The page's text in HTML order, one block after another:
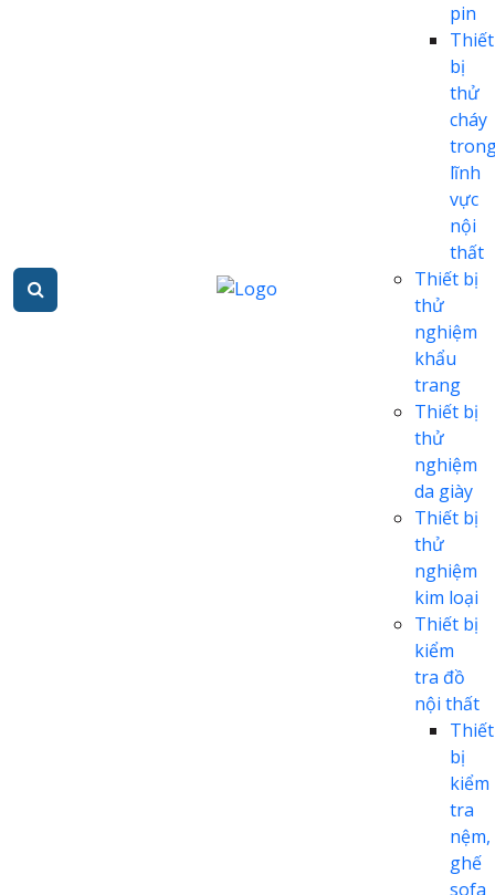
pin
Thiết
bị
thử
cháy
lĩnh
vực
nội
thất
Thiết bị
thử
nghiệm
khẩu
trang
Thiết bị
thử
nghiệm
da giày
Thiết bị
thử
nghiệm
kim loại
Thiết bị
kiểm
tra đồ
nội thất
Thiết
bị
kiểm
tra
nệm,
ghế
sofa